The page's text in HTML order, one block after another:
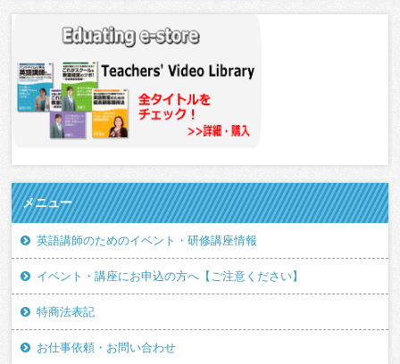
メニュー
英語講師のためのイベント・研修講座情報
イベント・講座にお申込の方へ【ご注意ください】
特商法表記
お仕事依頼・お問い合わせ